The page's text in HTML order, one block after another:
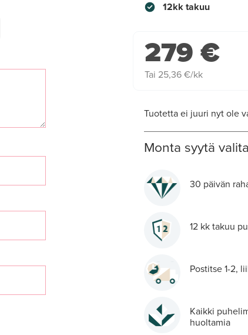
12kk takuu
279 €
Tai 25,36 €/kk
Tuotetta ei juuri nyt ole
Monta syytä
30 päivän
12 kk takuu
Postitse 1-2,
Kaikki
huoltamia